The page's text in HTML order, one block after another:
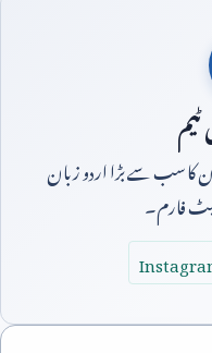
کا سب سے بڑا اردو زبان
فارم۔